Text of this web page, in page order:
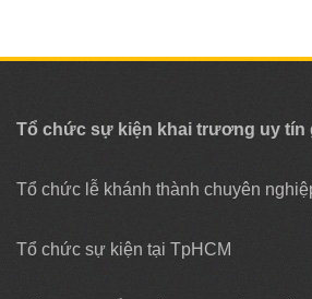
Tổ chức sự kiện khai trương uy tín
Tổ chức lễ khánh thành chuyên
Tổ chức sự kiện tại TpHCM